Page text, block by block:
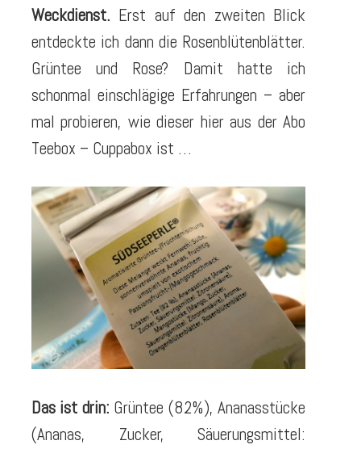
Weckdienst. Erst auf den zweiten Blick
entdeckte ich dann die Rosenblütenblätter.
Grüntee und Rose? Damit hatte ich
schonmal einschlägige Erfahrungen – aber
mal probieren, wie dieser hier aus der Abo
Teebox – Cuppabox ist …
Das ist drin: Grüntee (82%), Ananasstücke
(Ananas, Zucker, Säuerungsmittel: